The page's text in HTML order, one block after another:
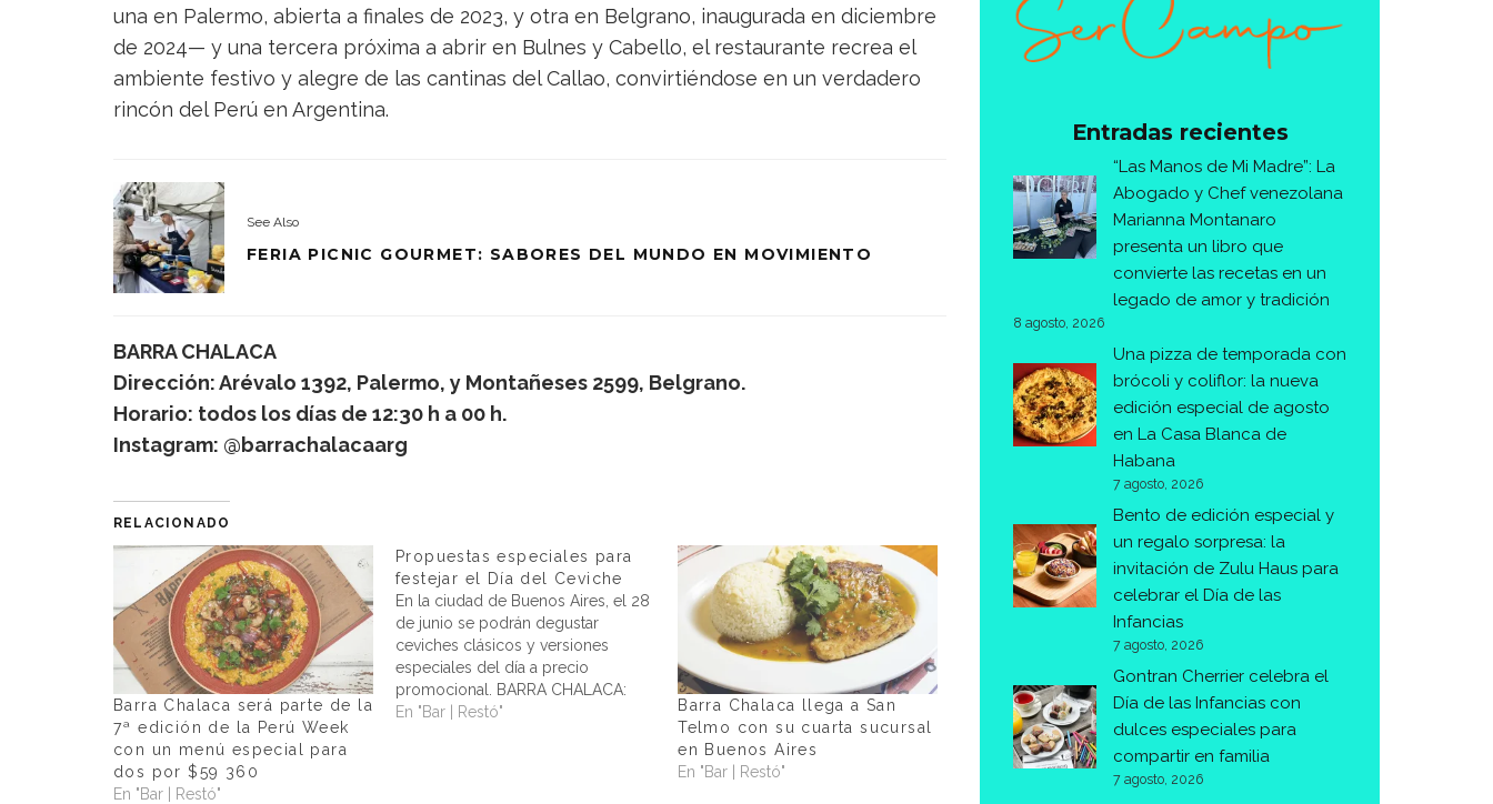
una en Palermo, abierta a finales de 2023, y otra en Belgrano, inaugurada en diciembre
de 2024— y una tercera próxima a abrir en Bulnes y Cabello, el restaurante recrea el
ambiente festivo y alegre de las cantinas del Callao, convirtiéndose en un verdadero
rincón del Perú en Argentina.
See Also
FERIA PICNIC GOURMET: SABORES DEL MUNDO EN MOVIMIENTO
BARRA CHALACA
Dirección: Arévalo 1392, Palermo, y Montañeses 2599, Belgrano.
Horario: todos los días de 12:30 h a 00 h.
Instagram: @barrachalacaarg
RELACIONADO
Barra Chalaca será parte de la
7ª edición de la Perú Week
con un menú especial para
dos por $59 360
En "Bar | Restó"
Propuestas especiales para
festejar el Día del Ceviche
En la ciudad de Buenos Aires, el 28
de junio se podrán degustar
ceviches clásicos y versiones
especiales del día a precio
promocional. BARRA CHALACA:
PORRÓN DE CERVEZA DE
En "Bar | Restó"
Barra Chalaca llega a San
Telmo con su cuarta sucursal
en Buenos Aires
En "Bar | Restó"
Entradas recientes
“Las Manos de Mi Madre”: La
Abogado y Chef venezolana
Marianna Montanaro
presenta un libro que
convierte las recetas en un
legado de amor y tradición
8 agosto, 2026
Una pizza de temporada con
brócoli y coliflor: la nueva
edición especial de agosto
en La Casa Blanca de
Habana
7 agosto, 2026
Bento de edición especial y
un regalo sorpresa: la
invitación de Zulu Haus para
celebrar el Día de las
Infancias
7 agosto, 2026
Gontran Cherrier celebra el
Día de las Infancias con
dulces especiales para
compartir en familia
7 agosto, 2026